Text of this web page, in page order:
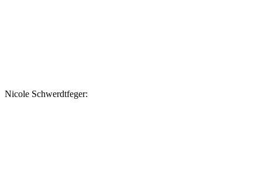
Nicole Schwerdtfeger: